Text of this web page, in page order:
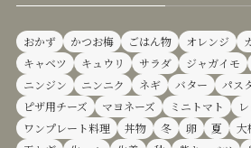
おかず かつお梅 ごはん物 オレンジ
キャベツ
キュウリ サラダ ジャガイモ
ニンジン
ニンニク ネギ バター パス
ピザ用チーズ
マヨネーズ ミニトマト
ワンプレート料理
丼物 冬 卵 夏 大